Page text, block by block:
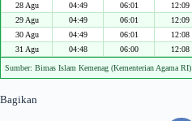
28 Agu
04:49 06:01 12:09
29 Agu
04:49 06:01 12:09
30 Agu
04:49 06:01 12:08
31 Agu
04:48 06:00 12:08
Sumber: Bimas Islam Kemenag (Kementerian Agama RI)
Bagikan